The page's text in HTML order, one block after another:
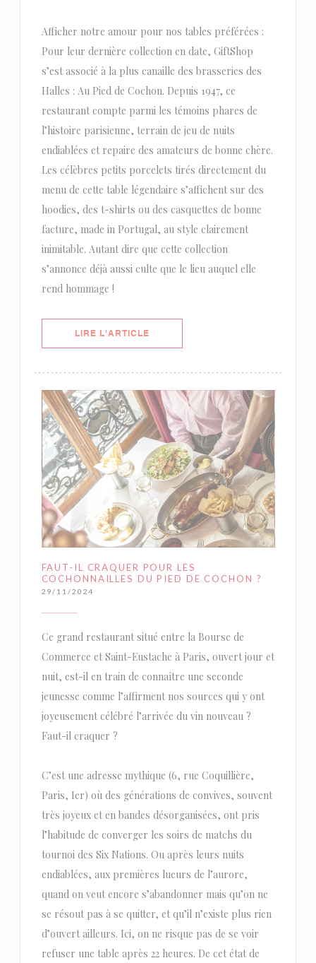
Afficher notre amour pour nos tables préférées :
Pour leur dernière collection en date, GiftShop
s’est associé à la plus canaille des brasseries des
Halles : Au Pied de Cochon. Depuis 1947, ce
restaurant compte parmi les témoins phares de
l’histoire parisienne, terrain de jeu de nuits
endiablées et repaire des amateurs de bonne chère.
Les célèbres petits porcelets tirés directement du
menu de cette table légendaire s’affichent sur des
hoodies, des t-shirts ou des casquettes de bonne
facture, made in Portugal, au style clairement
inimitable. Autant dire que cette collection
s’annonce déjà aussi culte que le lieu auquel elle
rend hommage !
LIRE L'ARTICLE((OUVRE UNE NOUVELLE
FAUT-IL CRAQUER POUR LES
COCHONNAILLES DU PIED DE COCHON ?
29/11/2024
Ce grand restaurant situé entre la Bourse de
Commerce et Saint-Eustache à Paris, ouvert jour et
nuit, est-il en train de connaître une seconde
jeunesse comme l’affirment nos sources qui y ont
joyeusement célébré l’arrivée du vin nouveau ?
Faut-il craquer ?
C’est une adresse mythique (6, rue Coquillière,
Paris, Ier) où des générations de convives, souvent
très joyeux et en bandes désorganisées, ont pris
l’habitude de converger les soirs de matchs du
tournoi des Six Nations. Ou après leurs nuits
endiablées, aux premières lueurs de l’aurore,
quand on veut encore s’abandonner mais qu’on ne
se résout pas à se quitter, et qu’il n’existe plus rien
d’ouvert ailleurs. Ici, on ne risque pas de se voir
refuser une table après 22 heures. De cet état de